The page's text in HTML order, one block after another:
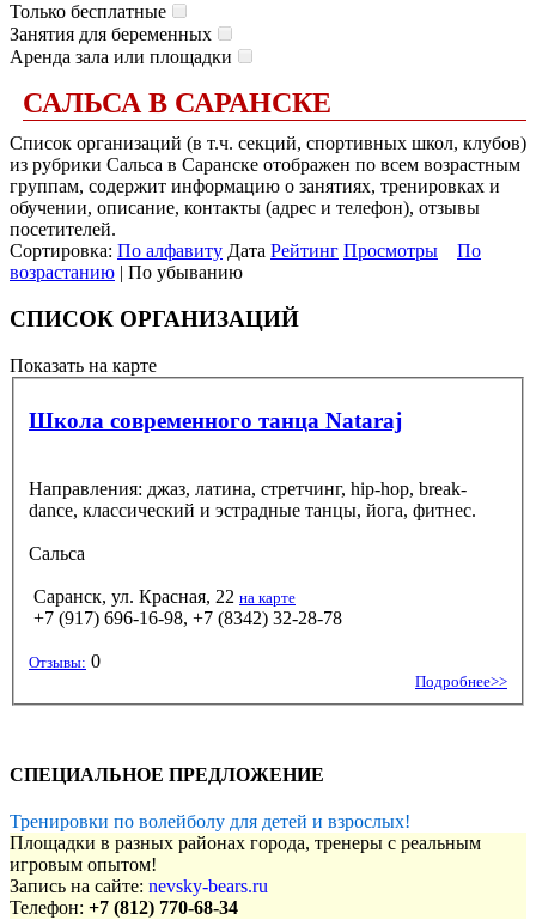
Только бесплатные
Занятия для беременных
Аренда зала или площадки
САЛЬСА В САРАНСКЕ
Список организаций (в т.ч. секций, спортивных школ, клубов)
из рубрики Сальса в Саранске отображен по всем возрастным
группам, содержит информацию о занятиях, тренировках и
обучении, описание, контакты (адрес и телефон), отзывы
посетителей.
Сортировка: По алфавиту Дата Рейтинг Просмотры
По
возрастанию | По убыванию
СПИСОК ОРГАНИЗАЦИЙ
Показать на карте
Школа современного танца Nataraj
Направления: джаз, латина, стретчинг, hip-hop, break-
dance, классический и эстрадные танцы, йога, фитнес.
Сальса
Саранск, ул. Красная, 22 на карте
+7 (917) 696-16-98, +7 (8342) 32-28-78
Отзывы: 0
Подробнее>>
СПЕЦИАЛЬНОЕ ПРЕДЛОЖЕНИЕ
Тренировки по волейболу для детей и взрослых!
Площадки в разных районах города, тренеры с реальным
игровым опытом!
Запись на сайте: nevsky-bears.ru
Телефон: +7 (812) 770-68-34